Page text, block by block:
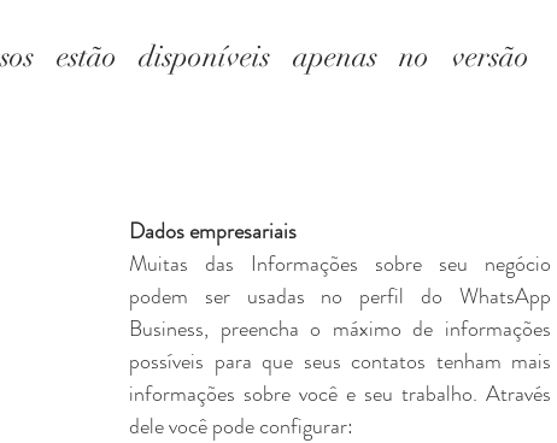
Dados empresariais
Muitas das Informações sobre seu negócio
podem ser usadas no perfil do WhatsApp
Business, preencha o máximo de informações
possíveis para que seus contatos tenham mais
informações sobre você e seu trabalho. Através
dele você pode configurar: